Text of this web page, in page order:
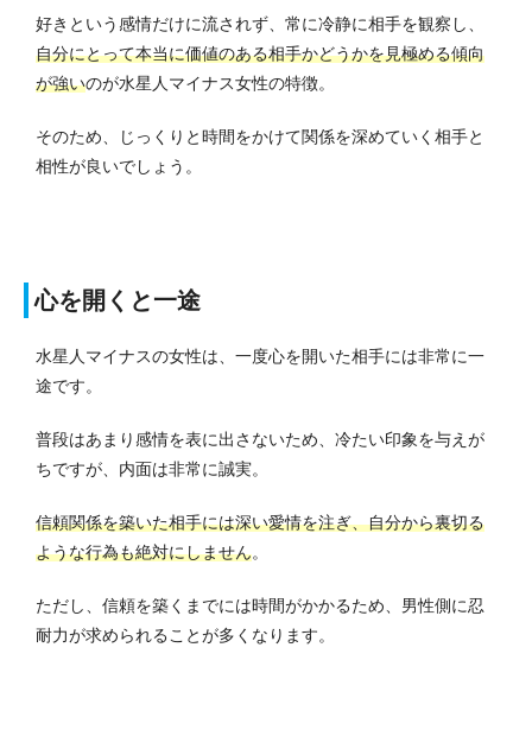
好きという感情だけに流されず、常に冷静に相手を観察し、
自分にとって本当に価値のある相手かどうかを見極める傾向
が強いのが水星人マイナス女性の特徴。
そのため、じっくりと時間をかけて関係を深めていく相手と
相性が良いでしょう。
心を開くと一途
水星人マイナスの女性は、一度心を開いた相手には非常に一
途です。
普段はあまり感情を表に出さないため、冷たい印象を与えが
ちですが、内面は非常に誠実。
信頼関係を築いた相手には深い愛情を注ぎ、自分から裏切る
ような行為も絶対にしません。
ただし、信頼を築くまでには時間がかかるため、男性側に忍
耐力が求められることが多くなります。